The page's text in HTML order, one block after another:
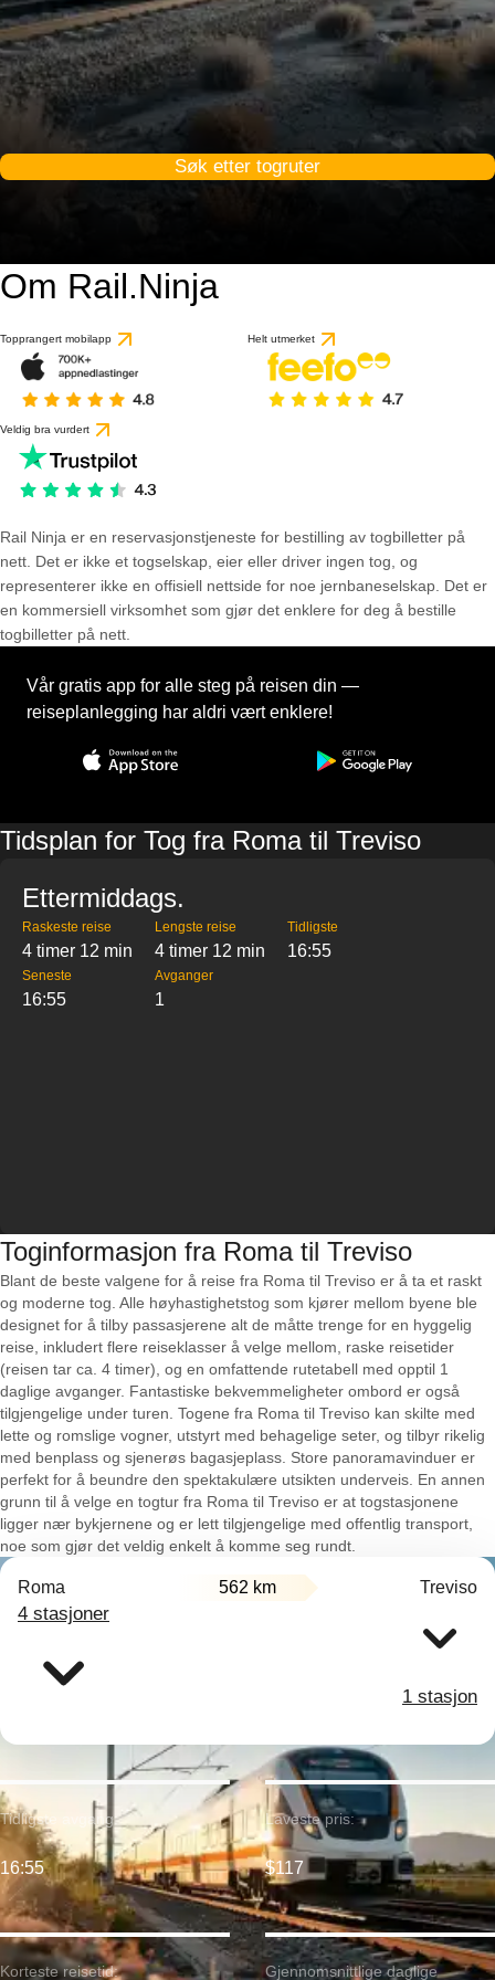
Søk etter togruter
Om Rail.Ninja
Topprangert mobilapp Helt utmerket
Veldig bra vurdert
Rail Ninja er en reservasjons­tjeneste for bestilling av togbilletter på
nett. Det er ikke et togselskap, eier eller driver ingen tog, og
representerer ikke en offisiell nettside for noe jernbaneselskap. Det er
en kommersiell virksomhet som gjør det enklere for deg å bestille
togbilletter på nett.
Vår gratis app for alle steg på reisen din —
reiseplanlegging har aldri vært enklere!
Tidsplan for Tog fra Roma til Treviso
Ettermiddags.
Raskeste reise
4 timer 12 min
Lengste reise
4 timer 12 min
Tidligste
16:55
Seneste
16:55
Avganger
1
Toginformasjon fra Roma til Treviso
Blant de beste valgene for å reise fra Roma til Treviso er å ta et raskt
og moderne tog. Alle høyhastighetstog som kjører mellom byene ble
designet for å tilby passasjerene alt de måtte trenge for en hyggelig
reise, inkludert flere reiseklasser å velge mellom, raske reisetider
(reisen tar ca. 4 timer), og en omfattende rutetabell med opptil 1
daglige avganger. Fantastiske bekvemmeligheter ombord er også
tilgjengelige under turen. Togene fra Roma til Treviso kan skilte med
lette og romslige vogner, utstyrt med behagelige seter, og tilbyr rikelig
med benplass og sjenerøs bagasjeplass. Store panoramavinduer er
perfekt for å beundre den spektakulære utsikten underveis. En annen
grunn til å velge en togtur fra Roma til Treviso er at togstasjonene
ligger nær bykjernene og er lett tilgjengelige med offentlig transport,
noe som gjør det veldig enkelt å komme seg rundt.
Roma 562 km Treviso
4 stasjoner
1 stasjon
Korteste reisetid:
Tidligste avgang:
16:55
Laveste pris:
$117
Gjennomsnittlige daglige